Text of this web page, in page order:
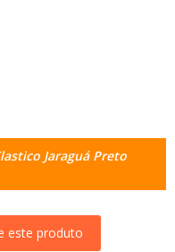
Jaraguá Preto
este produto